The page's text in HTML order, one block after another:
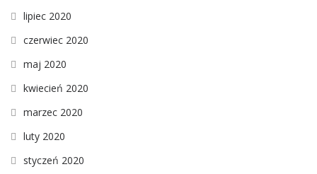
lipiec 2020
czerwiec 2020
maj 2020
kwiecień 2020
marzec 2020
luty 2020
styczeń 2020